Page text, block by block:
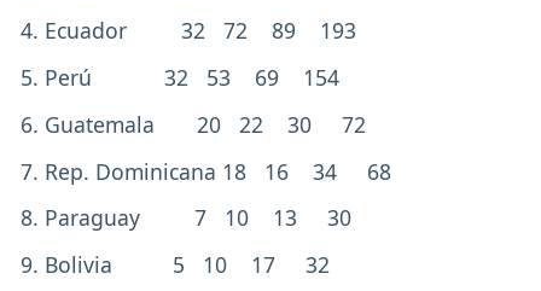
4. Ecuador 32 72 89 193
5. Perú 32 53 69 154
6. Guatemala 20 22 30 72
7. Rep. Dominicana 18 16 34 68
8. Paraguay 7 10 13 30
9. Bolivia 5 10 17 32